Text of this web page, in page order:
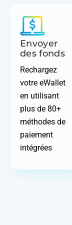
Envoyer
des fonds
Rechargez
votre eWallet
en utilisant
plus de 80+
méthodes de
paiement
intégrées